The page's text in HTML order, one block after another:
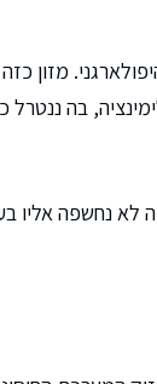
מזון
בה ננטרל
לא נחשפה אליו